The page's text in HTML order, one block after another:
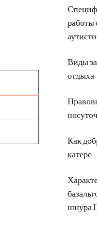
работы
Виды
отдыха
Как
катере
шнура